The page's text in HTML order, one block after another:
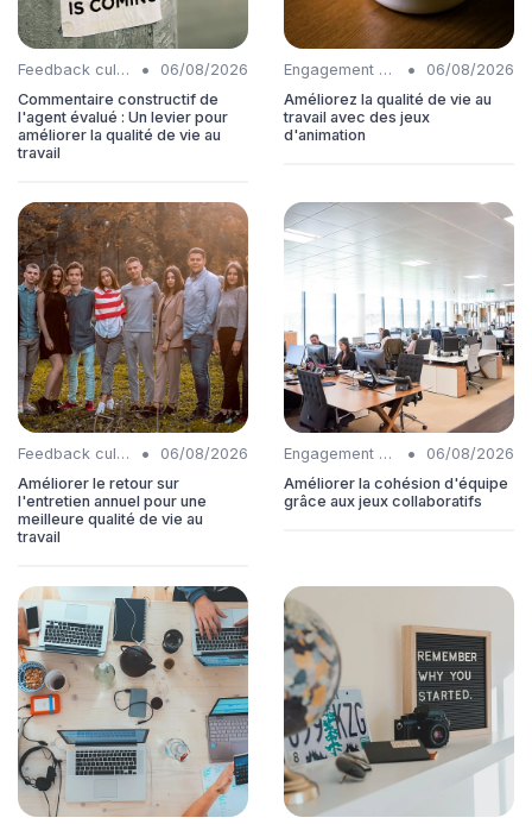
Feedback culture •
06/08/2026
Commentaire constructif de
l'agent évalué : Un levier pour
améliorer la qualité de vie au
travail
Engagement collaborateurs •
06/08/2026
Améliorez la qualité de vie au
travail avec des jeux
d'animation
Feedback culture •
06/08/2026
Améliorer le retour sur
l'entretien annuel pour une
meilleure qualité de vie au
travail
Engagement collaborateurs •
06/08/2026
Améliorer la cohésion d'équipe
grâce aux jeux collaboratifs